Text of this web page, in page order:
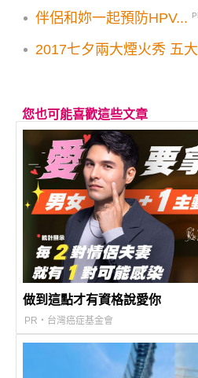
伴侶和妳一起預防HPV...
2017七夕兩大煙火秀 五
您也可能喜歡這些文章
做到這點才有資格說愛你
PR・台灣癌症基金會